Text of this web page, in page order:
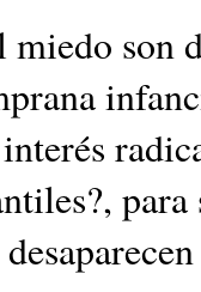
son